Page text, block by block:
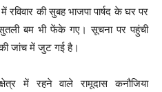
की सुबह भाजपा पार्षद के घर पर
बम भी फेंके गए। सूचना पर पहुंची
जांच में जुट गई है।
में रहने वाले रामूदास कनौजिया